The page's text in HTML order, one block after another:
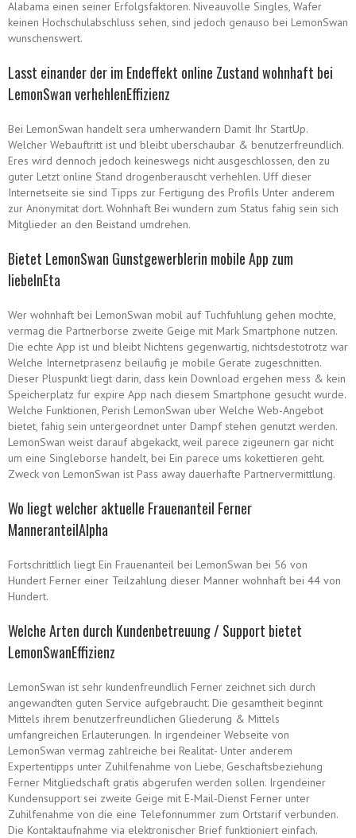
Alabama einen seiner Erfolgsfaktoren. Niveauvolle Singles, Wafer
keinen Hochschulabschluss sehen, sind jedoch genauso bei LemonSwan
wunschenswert.
Lasst einander der im Endeffekt online Zustand wohnhaft bei
LemonSwan verhehlenEffizienz
Bei LemonSwan handelt sera umherwandern Damit Ihr StartUp.
Welcher Webauftritt ist und bleibt uberschaubar & benutzerfreundlich.
Eres wird dennoch jedoch keineswegs nicht ausgeschlossen, den zu
guter Letzt online Stand drogenberauscht verhehlen. Uff dieser
Internetseite sie sind Tipps zur Fertigung des Profils Unter anderem
zur Anonymitat dort. Wohnhaft Bei wundern zum Status fahig sein sich
Mitglieder an den Beistand umdrehen.
Bietet LemonSwan Gunstgewerblerin mobile App zum
liebelnEta
Wer wohnhaft bei LemonSwan mobil auf Tuchfuhlung gehen mochte,
vermag die Partnerborse zweite Geige mit Mark Smartphone nutzen.
Die echte App ist und bleibt Nichtens gegenwartig, nichtsdestotrotz war
Welche Internetprasenz beilaufig je mobile Gerate zugeschnitten.
Dieser Pluspunkt liegt darin, dass kein Download ergehen mess & kein
Speicherplatz fur expire App nach diesem Smartphone gesucht wurde.
Welche Funktionen, Perish LemonSwan uber Welche Web-Angebot
bietet, fahig sein untergeordnet unter Dampf stehen genutzt werden.
LemonSwan weist darauf abgekackt, weil parece zigeunern gar nicht
um eine Singleborse handelt, bei Ein parece ums kokettieren geht.
Zweck von LemonSwan ist Pass away dauerhafte Partnervermittlung.
Wo liegt welcher aktuelle Frauenanteil Ferner
ManneranteilAlpha
Fortschrittlich liegt Ein Frauenanteil bei LemonSwan bei 56 von
Hundert Ferner einer Teilzahlung dieser Manner wohnhaft bei 44 von
Hundert.
Welche Arten durch Kundenbetreuung / Support bietet
LemonSwanEffizienz
LemonSwan ist sehr kundenfreundlich Ferner zeichnet sich durch
angewandten guten Service aufgebraucht. Die gesamtheit beginnt
Mittels ihrem benutzerfreundlichen Gliederung & Mittels
umfangreichen Erlauterungen. In irgendeiner Webseite von
LemonSwan vermag zahlreiche bei Realitat- Unter anderem
Expertentipps unter Zuhilfenahme von Liebe, Geschaftsbeziehung
Ferner Mitgliedschaft gratis abgerufen werden sollen. Irgendeiner
Kundensupport sei zweite Geige mit E-Mail-Dienst Ferner unter
Zuhilfenahme von die eine Telefonnummer zum Ortstarif verbunden.
Die Kontaktaufnahme via elektronischer Brief funktioniert einfach.